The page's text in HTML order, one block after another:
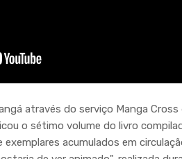
através do serviço Manga
o sétimo volume do livro
acumulados em